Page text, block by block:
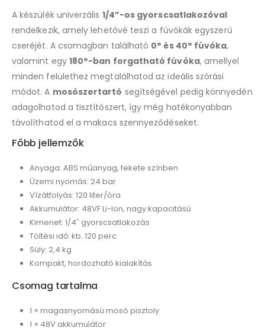
A készülék univerzális 1/4”-os gyorscsatlakozóval
rendelkezik, amely lehetővé teszi a fúvókák egyszerű
cseréjét. A csomagban található 0° és 40° fúvóka,
valamint egy 180°-ban forgatható fúvóka, amellyel
minden felülethez megtalálhatod az ideális szórási
módot. A mosószertartó segítségével pedig könnyedén
adagolhatod a tisztítószert, így még hatékonyabban
távolíthatod el a makacs szennyeződéseket.
Főbb jellemzők
Anyaga: ABS műanyag, fekete színben
Üzemi nyomás: 24 bar
Vízátfolyás: 120 liter/óra
Akkumulátor: 48VF Li-Ion, nagy kapacitású
Kimenet: 1/4″ gyorscsatlakozás
Töltési idő: kb. 120 perc
Súly: 2,4 kg
Kompakt, hordozható kialakítás
Csomag tartalma
1 × magasnyomású mosó pisztoly
1 × 48V akkumulátor